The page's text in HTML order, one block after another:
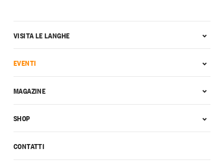
CONTATTI
VISITA LE LANGHE
EVENTI
MAGAZINE
SHOP